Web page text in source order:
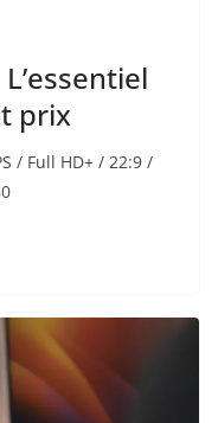
prix
/ Full HD+ / 22:9 /